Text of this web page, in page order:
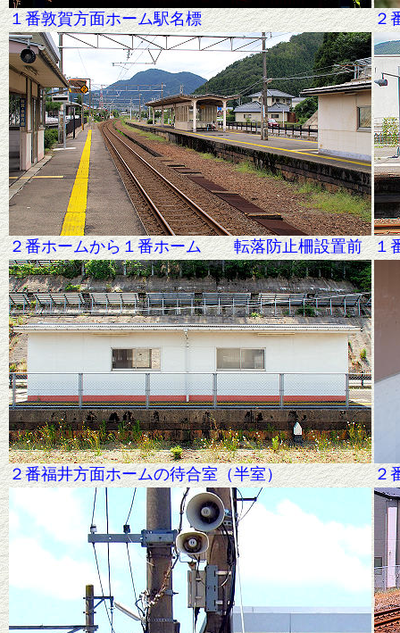
１番敦賀方面ホーム駅名標 ２
２番ホームから１番ホーム転落防止柵設置前 １
２番福井方面ホームの待合室（半室） ２